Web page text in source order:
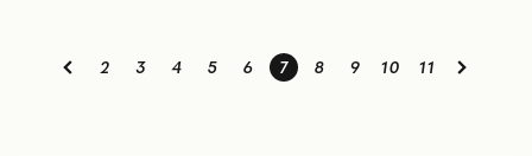
2 3 4 5 6 7 8 9 10 11